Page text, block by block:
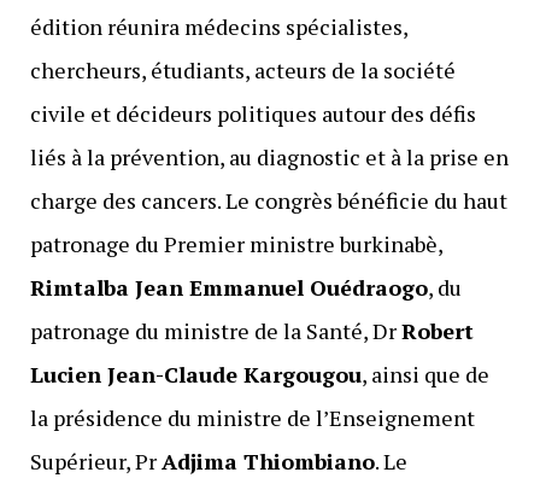
édition réunira médecins spécialistes,
chercheurs, étudiants, acteurs de la société
civile et décideurs politiques autour des défis
liés à la prévention, au diagnostic et à la prise en
charge des cancers. Le congrès bénéficie du haut
patronage du Premier ministre burkinabè,
Rimtalba Jean Emmanuel Ouédraogo, du
patronage du ministre de la Santé, DrRobert
Lucien Jean-Claude Kargougou, ainsi que de
la présidence du ministre de l’Enseignement
Supérieur, PrAdjima Thiombiano. Le